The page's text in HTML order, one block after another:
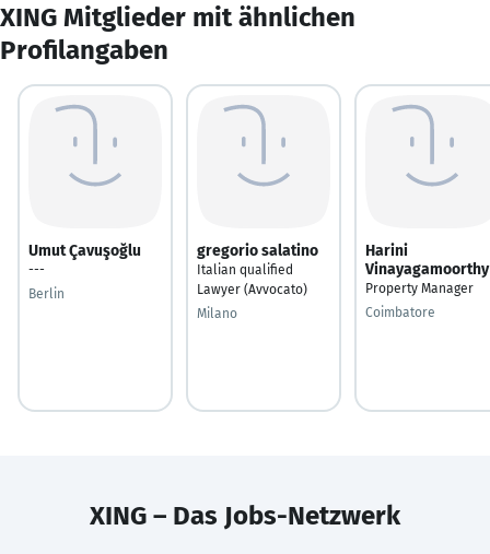
XING Mitglieder mit ähnlichen
Profilangaben
Umut Çavuşoğlu
---
Berlin
gregorio salatino
Italian qualified
Lawyer (Avvocato)
Milano
Harini
Vinayagamoorthy
Property Manager
Coimbatore
XING – Das Jobs-Netzwerk